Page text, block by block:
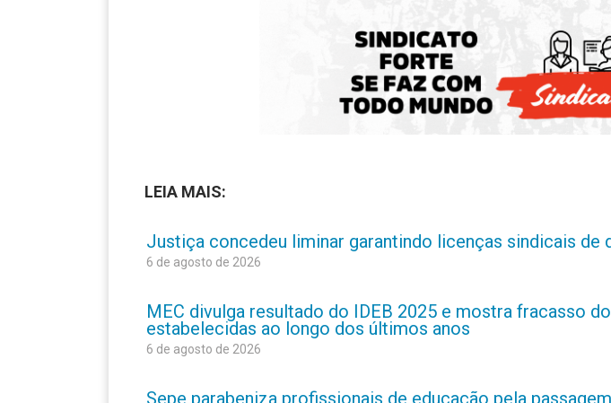
LEIA MAIS:
Justiça concedeu liminar garantindo licenças sindicais de
6 de agosto de 2026
MEC divulga resultado do IDEB 2025 e mostra fracasso
estabelecidas ao longo dos últimos anos
6 de agosto de 2026
Sepe parabeniza profissionais de educação pela